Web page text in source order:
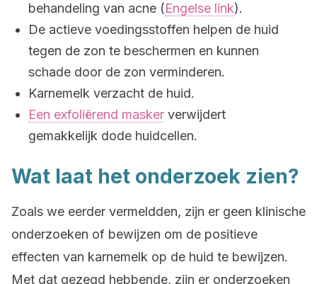
behandeling van acne (Engelse link).
De actieve voedingsstoffen helpen de huid
tegen de zon te beschermen en kunnen
schade door de zon verminderen.
Karnemelk verzacht de huid.
Een exfoliërend masker verwijdert
gemakkelijk dode huidcellen.
Wat laat het onderzoek zien?
Zoals we eerder vermeldden, zijn er geen klinische
onderzoeken of bewijzen om de positieve
effecten van karnemelk op de huid te bewijzen.
Met dat gezegd hebbende, zijn er onderzoeken